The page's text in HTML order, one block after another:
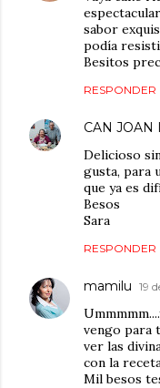
sabor
podía
Besitos
RESPONDER
CAN JOAN
Delicioso
gusta, para
que ya es
Besos
Sara
RESPONDER
mamilu 19
vengo para
ver las
con la
Mil besos